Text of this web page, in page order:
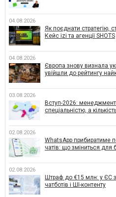
04.08.2026
Як поєднати стратегію,
Кейс izi та агенції SHOTS
04.08.2026
Європа знову визнала
увійшли до рейтингу
03.08.2026
Вступ-2026:
спеціальністю, а
02.08.2026
WhatsApp прибиратиме
чатів: що зміниться для
02.08.2026
Штраф до €15 млн: у ЄС
чатботів і ШІ-контенту